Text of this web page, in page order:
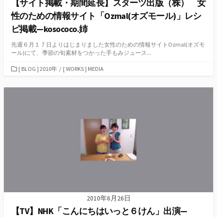
【サイト掲載・期間延長】スターツ出版（株） 女
性のための情報サイト「Ozmal(オズモール)」レシ
ピ掲載—kosococo.姉
先週６月１７日よりはじまりました女性のための情報サイトOzmal(オズモ
ール)にて、季節の旬素材をつかった手もみジュース...
カ
ゴ
[ BLOG ] 2010年 / [ WORKS ] MEDIA
2010年6月26日
【TV】NHK「こんにちはいっと６けん」出演—